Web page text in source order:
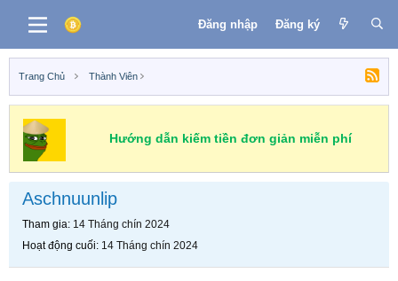
Đăng nhập Đăng ký
Trang Chủ Thành Viên
Hướng dẫn kiếm tiền đơn giản miễn phí
Aschnuunlip
Tham gia 14 Tháng chín 2024
Hoạt động cuối 14 Tháng chín 2024